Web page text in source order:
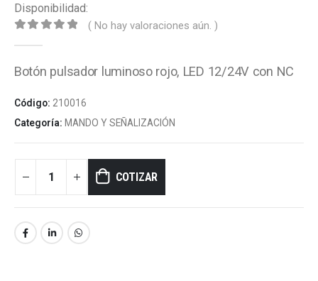
Disponibilidad:
( No hay valoraciones aún. )
Botón pulsador luminoso rojo, LED 12/24V con NC
Código: 210016
Categoría: MANDO Y SEÑALIZACIÓN
COTIZAR